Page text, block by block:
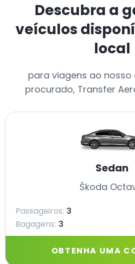
Descubra a
veículos
local
para viagens ao
procurado, Transfer
Sedan
Škoda
Passageiros: 3
Bagagens: 3
OBTENHA UMA